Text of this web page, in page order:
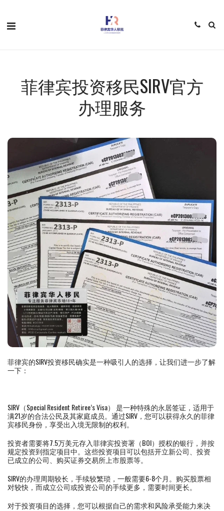
菲律宾投资移民SIRV官方
办理服务
菲律宾的SIRV投资移民确实是一种吸引人的选择，让我们进一步了解
一下：
SIRV（Special Resident Retiree’s Visa） 是一种特殊的永居签证，适用于
满21岁的合法公民及其家庭成员。通过SIRV，您可以获得永久的菲律
宾移民身份，享受出入境无限制的权利。
投资者需要将7.5万美元存入菲律宾投资署（BOI）授权的银行，并按
规定投资到指定项目中。这些投资项目可以包括开立新公司、投资
已成立的公司、购买证券交易所上市股票等。
SIRV的办理周期较长，手续较繁琐，一般需要6-8个月。购买股票相
对较快，而成立公司或投资公司的手续更多，需要时间更长。
对于投资项目的选择，您可以根据自己的需求和风险承受能力来决